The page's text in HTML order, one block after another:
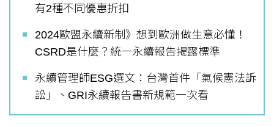
有2種不同優惠折扣
2024歐盟永續新制》想到歐洲做生意必懂！
CSRD是什麼？統一永續報告揭露標準
永續管理師ESG選文：台灣首件「氣候憲法訴
訟」、GRI永續報告書新規範一次看